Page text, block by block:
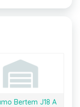
Bertem J18 A